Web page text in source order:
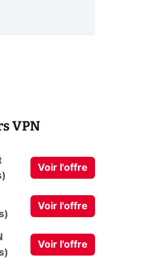
VPN
Voir l'offre
Voir l'offre
Voir l'offre